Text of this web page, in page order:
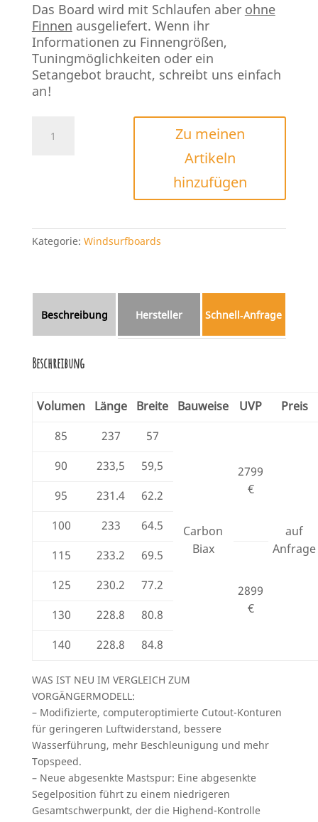
Das Board wird mit Schlaufen aber ohne
Finnen ausgeliefert. Wenn ihr
Informationen zu Finnengrößen,
Tuningmöglichkeiten oder ein
Setangebot braucht, schreibt uns einfach
an!
SLALOM
Zu meinen
Artikeln
hinzufügen
Kategorie: Windsurfboards
Beschreibung Hersteller Schnell‑Anfrage
Beschreibung
Volumen Länge Breite Bauweise UVP
Preis
85
237 57
Carbon
Biax
2799
€
auf
Anfrage
90 233,5
59,5
95
231.4
62.2
100
233
64.5
115
233.2 69.5
2899
€
125 230.2
77.2
130
228.8
80.8
140
228.8 84.8
WAS IST NEU IM VERGLEICH ZUM
VORGÄNGERMODELL:
– Modifizierte, computeroptimierte Cutout-Konturen
für geringeren Luftwiderstand, bessere
Wasserführung, mehr Beschleunigung und mehr
Topspeed.
– Neue abgesenkte Mastspur: Eine abgesenkte
Segelposition führt zu einem niedrigeren
Gesamtschwerpunkt, der die Highend-Kontrolle